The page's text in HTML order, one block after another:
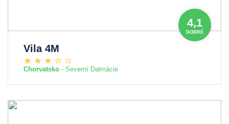
4,1
DOBRÉ
Vila 4M
Chorvatsko - Severní Dalmácie